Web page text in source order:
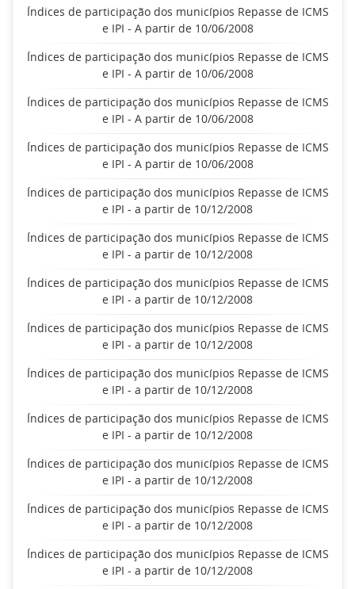
Índices de participação dos municípios Repasse de ICMS
e IPI - A partir de 10/06/2008
Índices de participação dos municípios Repasse de ICMS
e IPI - A partir de 10/06/2008
Índices de participação dos municípios Repasse de ICMS
e IPI - A partir de 10/06/2008
Índices de participação dos municípios Repasse de ICMS
e IPI - A partir de 10/06/2008
Índices de participação dos municípios Repasse de ICMS
e IPI - a partir de 10/12/2008
Índices de participação dos municípios Repasse de ICMS
e IPI - a partir de 10/12/2008
Índices de participação dos municípios Repasse de ICMS
e IPI - a partir de 10/12/2008
Índices de participação dos municípios Repasse de ICMS
e IPI - a partir de 10/12/2008
Índices de participação dos municípios Repasse de ICMS
e IPI - a partir de 10/12/2008
Índices de participação dos municípios Repasse de ICMS
e IPI - a partir de 10/12/2008
Índices de participação dos municípios Repasse de ICMS
e IPI - a partir de 10/12/2008
Índices de participação dos municípios Repasse de ICMS
e IPI - a partir de 10/12/2008
Índices de participação dos municípios Repasse de ICMS
e IPI - a partir de 10/12/2008